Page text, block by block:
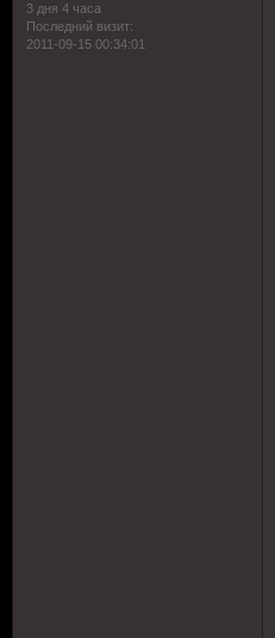
3 дня 4 часа
Последний визит:
2011-09-15 00:34:01